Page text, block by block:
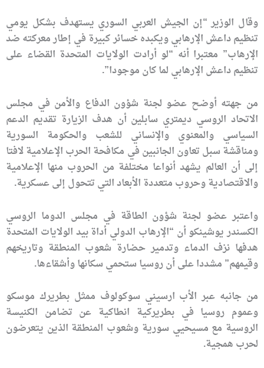
وقال الوزير “إن الجيش العربي السوري يستهدف بشكل يومي
تنظيم داعش الإرهابي ويكبده خسائر كبيرة في إطار معركته ضد
الإرهاب” معتبرا أنه “لو أرادت الولايات المتحدة القضاء على
تنظيم داعش الإرهابي لما كان موجودا”.
من جهته أوضح عضو لجنة شؤون الدفاع والأمن في مجلس
الاتحاد الروسي ديمتري سابلين أن هدف الزيارة تقديم الدعم
السياسي والمعنوي والإنساني للشعب والحكومة السورية
ومناقشة سبل تعاون الجانبين في مكافحة الحرب الإعلامية لافتا
إلى أن العالم يشهد أنواعا مختلفة من الحروب منها الإعلامية
والاقتصادية وحروب متعددة الأبعاد التي تتحول إلى عسكرية.
واعتبر عضو لجنة شؤون الطاقة في مجلس الدوما الروسي
الكسندر يوشينكو أن “الإرهاب الدولي أداة بيد الولايات المتحدة
هدفها نزف الدماء وتدمير حضارة شعوب المنطقة وتاريخهم
وقيمهم” مشددا على أن روسيا ستحمي سكانها وأشقاءها.
من جانبه عبر الأب ارسيني سوكولوف ممثل بطريرك موسكو
وعموم روسيا في بطريركية انطاكية عن تضامن الكنيسة
الروسية مع مسيحيي سورية وشعوب المنطقة الذين يتعرضون
لحرب همجية.